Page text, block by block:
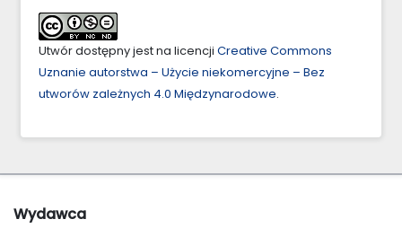
Utwór dostępny jest na licencji Creative Commons
Uznanie autorstwa – Użycie niekomercyjne – Bez
utworów zależnych 4.0 Międzynarodowe.
Wydawca